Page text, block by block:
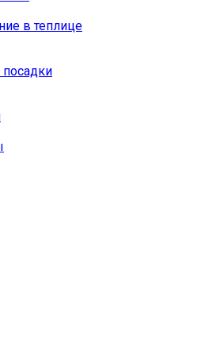
в теплице